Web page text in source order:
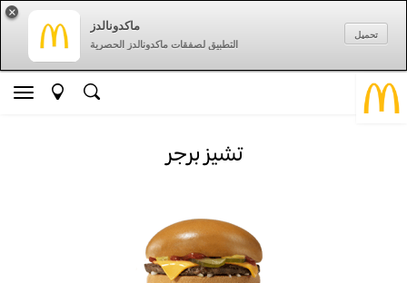
ماكدونالدز
التطبيق لصفقات ماكدونالدز الحصرية
تحميل
×
تشيز برجر